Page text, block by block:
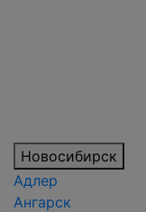
Новосибирск
Адлер
Ангарск